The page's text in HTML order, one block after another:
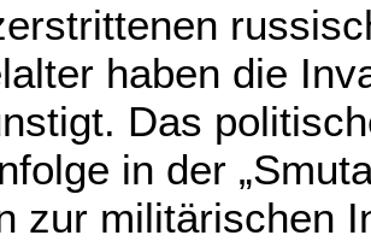
haben die
Das
in der
zur militärischen